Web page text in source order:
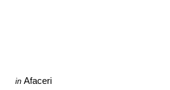
Categories
Posted
in Afaceri